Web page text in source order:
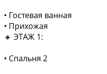
• Гостевая ванная
• Прихожая
🔸 ЭТАЖ 1:
• Спальня 2